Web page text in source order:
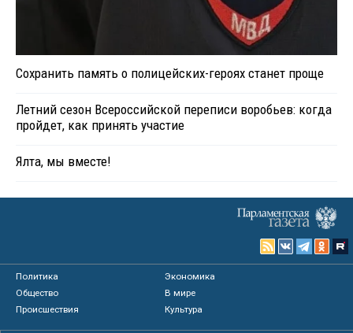
Сохранить память о полицейских-героях станет проще
Летний сезон Всероссийской переписи воробьев: когда
пройдет, как принять участие
Ялта, мы вместе!
Политика
Экономика
Общество
В мире
Происшествия
Культура